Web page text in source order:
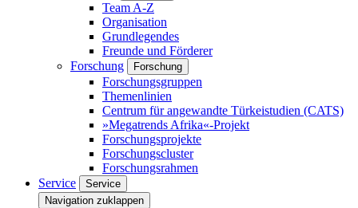
Team A-Z
Organisation
Grundlegendes
Freunde und Förderer
Forschung
Forschung
Forschungsgruppen
Themenlinien
Centrum für angewandte Türkeistudien (CATS)
»Megatrends Afrika«-Projekt
Forschungsprojekte
Forschungscluster
Forschungsrahmen
Service
Service
Navigation zuklappen